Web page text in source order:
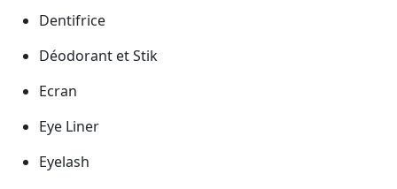
Dentifrice
Déodorant et Stik
Ecran
Eye Liner
Eyelash